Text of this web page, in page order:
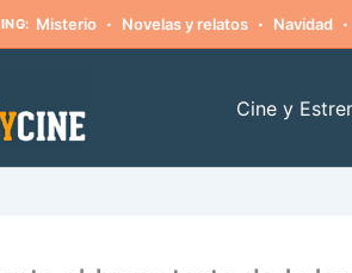
Misterio · Novelas y relatos · Navidad ·
Cine y